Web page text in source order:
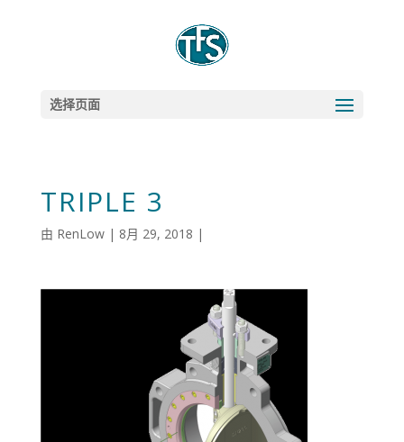
选择页面
TRIPLE 3
由 RenLow| 8月 29, 2018 |